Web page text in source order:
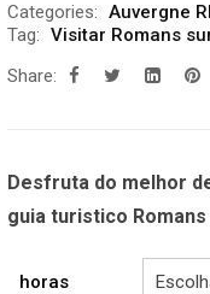
Categories: Auvergne
Tag: Visitar Romans
Share:
Desfruta do melhor
guia turistico
horas